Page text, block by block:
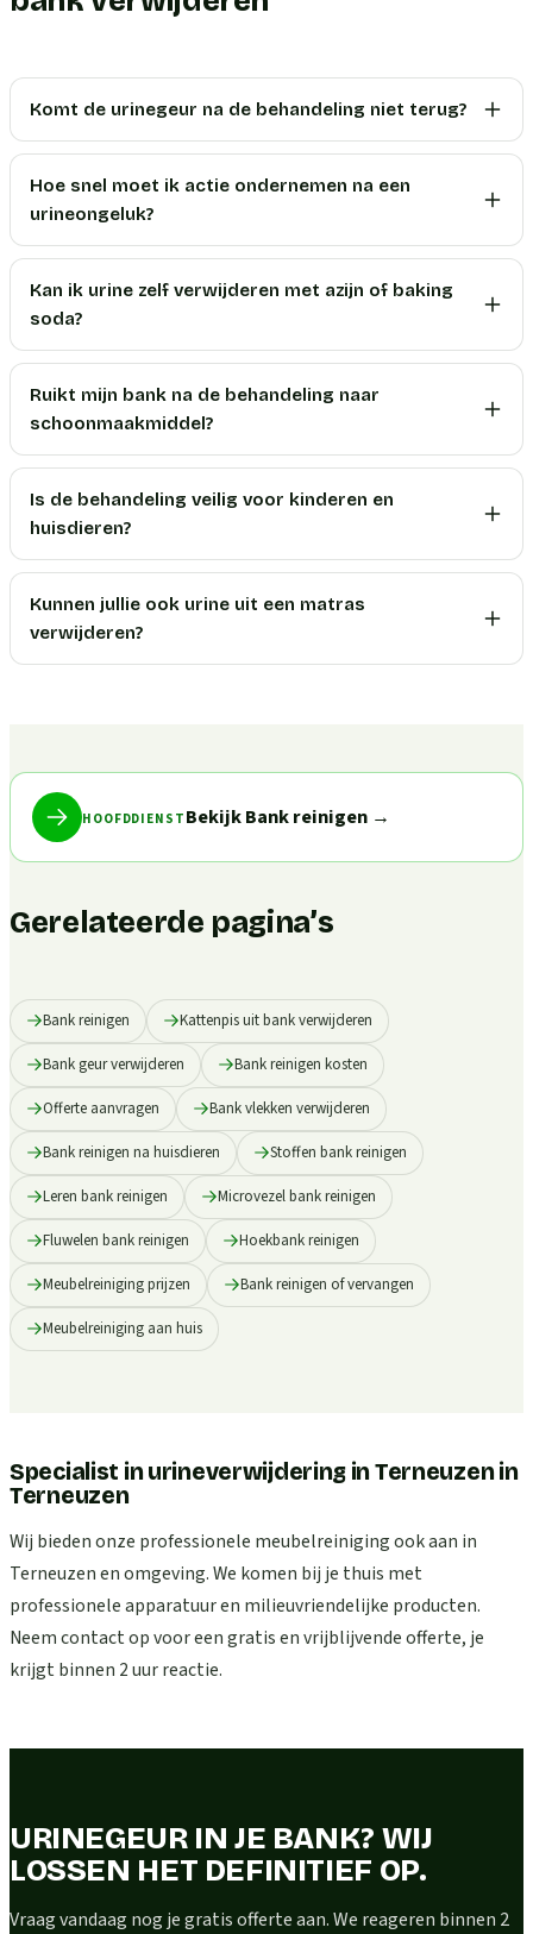
Komt de urinegeur na de behandeling niet terug?
Hoe snel moet ik actie ondernemen na een
urineongeluk?
Kan ik urine zelf verwijderen met azijn of baking
soda?
Ruikt mijn bank na de behandeling naar
schoonmaakmiddel?
Is de behandeling veilig voor kinderen en
huisdieren?
Kunnen jullie ook urine uit een matras
verwijderen?
HOOFDDIENST Bekijk Bank reinigen→
Gerelateerde pagina’s
Bank reinigen Kattenpis uit bank verwijderen
Bank geur verwijderen Bank reinigen kosten
Offerte aanvragen Bank vlekken verwijderen
Bank reinigen na huisdieren Stoffen bank reinigen
Leren bank reinigen Microvezel bank reinigen
Fluwelen bank reinigen Hoekbank reinigen
Meubelreiniging prijzen Bank reinigen of vervangen
Meubelreiniging aan huis
Specialist in urineverwijdering in Terneuzenin
Terneuzen
Wij bieden onze professionele meubelreiniging ook aan in
Terneuzen en omgeving. We komen bij je thuis met
professionele apparatuur en milieuvriendelijke producten.
Neem contact op voor een gratis en vrijblijvende offerte, je
krijgt binnen 2 uur reactie.
URINEGEUR IN JE BANK? WIJ
LOSSEN HET DEFINITIEF OP.
Vraag vandaag nog je gratis offerte aan. We reageren binnen 2